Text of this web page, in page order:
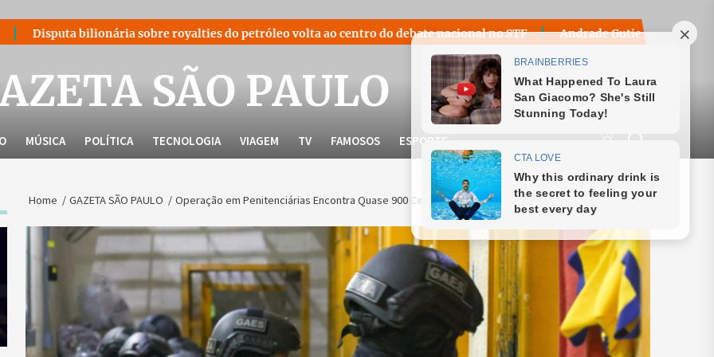
sobre royalties do petróleo volta ao centro do debate nacional no STF Andrade Gutierrez Entra com Novo Pedido
SÃO PAULO
MÚSICA POLÍTICA TECNOLOGIA VIAGEM TV FAMOSOS ESPORTE
Home GAZETA SÃO PAULO Operação em Penitenciárias Encontra Quase 900 Celulares Escondidos em Celas